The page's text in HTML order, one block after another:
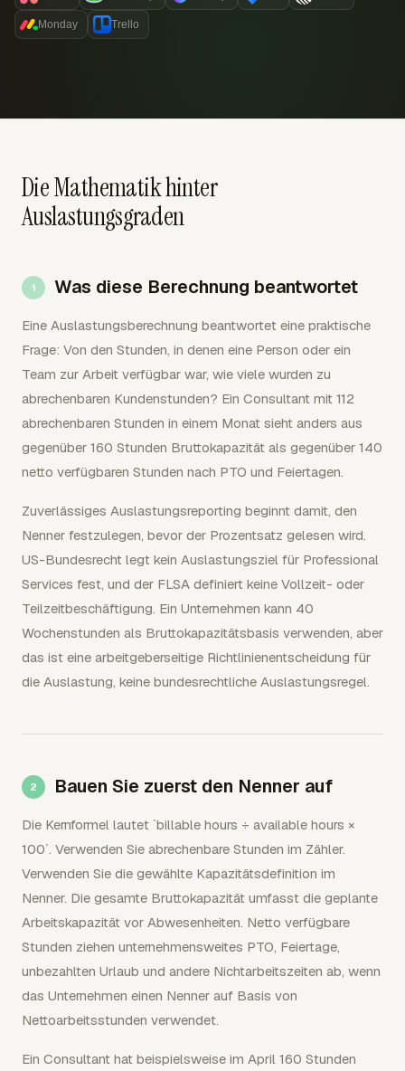
Monday Trello
Die Mathematik hinter
Auslastungsgraden
Was diese Berechnung beantwortet
Eine Auslastungsberechnung beantwortet eine praktische
Frage: Von den Stunden, in denen eine Person oder ein
Team zur Arbeit verfügbar war, wie viele wurden zu
abrechenbaren Kundenstunden? Ein Consultant mit 112
abrechenbaren Stunden in einem Monat sieht anders aus
gegenüber 160 Stunden Bruttokapazität als gegenüber 140
netto verfügbaren Stunden nach PTO und Feiertagen.
Zuverlässiges Auslastungsreporting beginnt damit, den
Nenner festzulegen, bevor der Prozentsatz gelesen wird.
US-Bundesrecht legt kein Auslastungsziel für Professional
Services fest, und der FLSA definiert keine Vollzeit- oder
Teilzeitbeschäftigung. Ein Unternehmen kann 40
Wochenstunden als Bruttokapazitätsbasis verwenden, aber
das ist eine arbeitgeberseitige Richtlinienentscheidung für
die Auslastung, keine bundesrechtliche Auslastungsregel.
Bauen Sie zuerst den Nenner auf
Die Kernformel lautet `billable hours ÷ available hours ×
100`. Verwenden Sie abrechenbare Stunden im Zähler.
Verwenden Sie die gewählte Kapazitätsdefinition im
Nenner. Die gesamte Bruttokapazität umfasst die geplante
Arbeitskapazität vor Abwesenheiten. Netto verfügbare
Stunden ziehen unternehmensweites PTO, Feiertage,
unbezahlten Urlaub und andere Nichtarbeitszeiten ab, wenn
das Unternehmen einen Nenner auf Basis von
Nettoarbeitsstunden verwendet.
Ein Consultant hat beispielsweise im April 160 Stunden